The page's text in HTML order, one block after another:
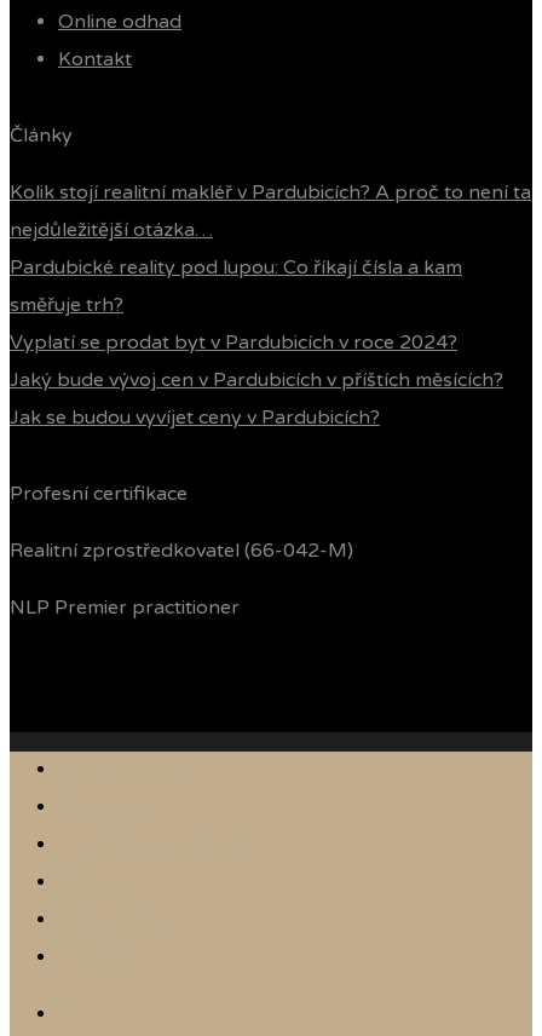
Online odhad
Kontakt
Články
Kolik stojí realitní makléř v Pardubicích? A proč to není ta
nejdůležitější otázka…
Pardubické reality pod lupou: Co říkají čísla a kam
směřuje trh?
Vyplatí se prodat byt v Pardubicích v roce 2024?
Jaký bude vývoj cen v Pardubicích v příštích měsících?
Jak se budou vyvíjet ceny v Pardubicích?
Profesní certifikace
Realitní zprostředkovatel (66-042-M)
NLP Premier practitioner